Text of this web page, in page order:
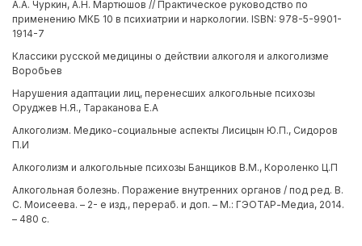
А.А. Чуркин, А.Н. Мартюшов // Практическое руководство по
применению МКБ 10 в психиатрии и наркологии. ISBN: 978-5-9901-
1914-7
Классики русской медицины о действии алкоголя и алкоголизме
Воробьев
Нарушения адаптации лиц, перенесших алкогольные психозы
Оруджев Н.Я., Тараканова Е.А
Алкоголизм. Медико-социальные аспекты Лисицын Ю.П., Сидоров
П.И
Алкоголизм и алкогольные психозы Банщиков В.М., Короленко Ц.П
Алкогольная болезнь. Поражение внутренних органов / под ред. В.
С. Моисеева. – 2- е изд., перераб. и доп. – М.: ГЭОТАР-Медиа, 2014.
– 480 с.